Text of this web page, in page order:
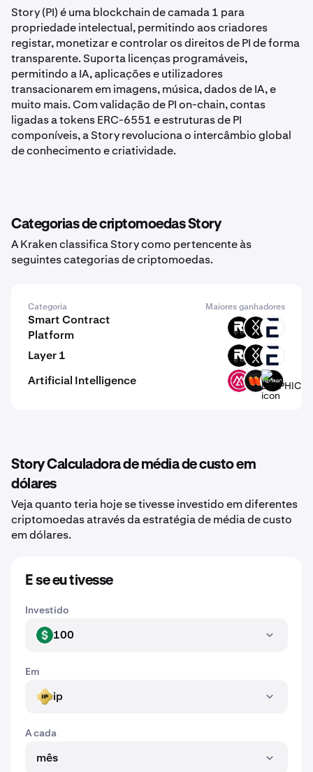
Story (PI) é uma blockchain de camada 1 para
propriedade intelectual, permitindo aos criadores
registar, monetizar e controlar os direitos de PI de forma
transparente. Suporta licenças programáveis,
permitindo a IA, aplicações e utilizadores
transacionarem em imagens, música, dados de IA, e
muito mais. Com validação de PI on-chain, contas
ligadas a tokens ERC-6551 e estruturas de PI
componíveis, a Story revoluciona o intercâmbio global
de conhecimento e criatividade.
Categorias de criptomoedas Story
A Kraken classifica Story como pertencente às
seguintes categorias de criptomoedas.
Categoria Maiores ganhadores
Smart Contract
Platform
ROOT DRC EVR
Layer 1 ROOT DRC EVR
Artificial Intelligence MSAI WIREDELPHIC
Story Calculadora de média de custo em
dólares
Veja quanto teria hoje se tivesse investido em diferentes
criptomoedas através da estratégia de média de custo
em dólares.
E se eu tivesse
Investido
USD 100
Em
IP ip
A cada
mês